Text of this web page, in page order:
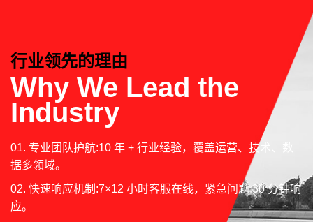
行业领先的理由
Why We Lead the
Industry
01. 专业团队护航:10 年 + 行业经验，覆盖运营、技术、数
据多领域。
02. 快速响应机制:7×12 小时客服在线，紧急问题 30 分钟响
应。